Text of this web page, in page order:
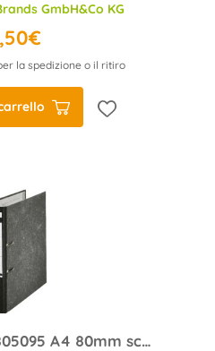
GmbH&Co KG
la spedizione o il ritiro
Ordner LEITZ 10805095 A4 80mm schwarz Hartpappe